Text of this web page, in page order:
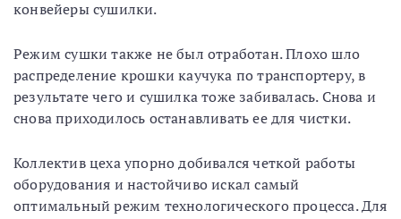
конвейеры сушилки.
Режим сушки также не был отработан. Плохо шло
распределение крошки каучука по транспортеру, в
результате чего и сушилка тоже забивалась. Снова и
снова приходилось останавливать ее для чистки.
Коллектив цеха упорно добивался четкой работы
оборудования и настойчиво искал самый
оптимальный режим технологического процесса. Для